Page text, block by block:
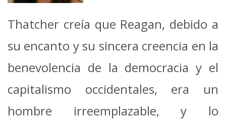
Thatcher creía que Reagan, debido a
su encanto y su sincera creencia en la
benevolencia de la democracia y el
capitalismo occidentales, era un
hombre irreemplazable, y lo